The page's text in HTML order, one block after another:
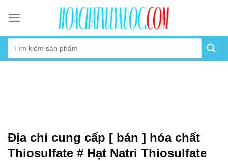
content
Địa chỉ cung cấp [ bán ] hóa chất
Thiosulfate # Hạt Natri Thiosulfate